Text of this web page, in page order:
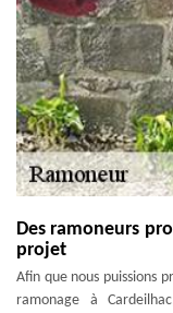
Des ramoneurs
projet
Afin que nous puissions
ramonage à